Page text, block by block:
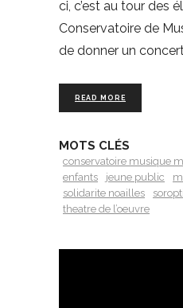
ci, c’est au tour des
Conservatoire de
de donner un
READ MORE
MOTS CLÉS
conservatoire musique
enfants
jeune public
solidarite noailles
theatre de l’oeuvre